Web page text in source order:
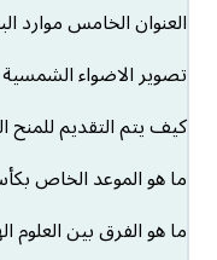
العنوان الخامس موارد
تصوير الاضواء الشمسية
كيف يتم التقديم للمنح
ما هو الموعد الخاص
ما هو الفرق بين العلوم